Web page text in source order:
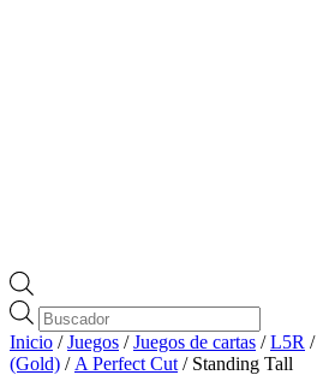
Búsqueda
de
productos
Inicio /Juegos /Juegos de cartas /L5R /
(Gold) / A Perfect Cut / Standing Tall